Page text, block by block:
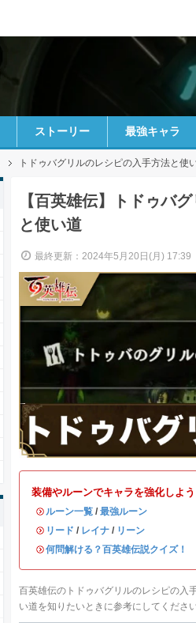
ストーリー 最強キャラ
トドゥバグリルのレシピの入手方法と使
【百英雄伝】トドゥバ
と使い道
最終更新：2024年5月20日(月) 17:39
装備やルーンでキャラを強化しよう
・ ルーン一覧 / 最強ルーン
・ リード / レイナ / リーン
・何問解ける？百英雄伝説クイズ！
百英雄伝のトドゥバグリルのレシピの入
い道を知りたいときに参考にしてください